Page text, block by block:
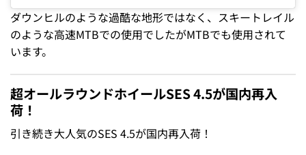
ダウンヒルのような過酷な地形ではなく、スキートレイル
のような高速MTBでの使用でしたがMTBでも使用されて
います。
超オールラウンドホイールSES 4.5が国内再入
荷！
引き続き大人気のSES 4.5が国内再入荷！